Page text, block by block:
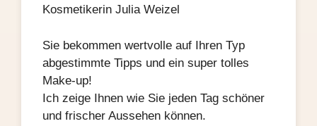
Kosmetikerin Julia Weizel
Sie bekommen wertvolle auf Ihren Typ
abgestimmte Tipps und ein super tolles
Make-up!
Ich zeige Ihnen wie Sie jeden Tag schöner
und frischer Aussehen können.